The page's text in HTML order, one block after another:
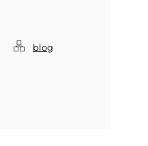
blog